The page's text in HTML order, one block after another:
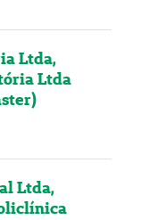
Ltda,
Ltda
Ltda,